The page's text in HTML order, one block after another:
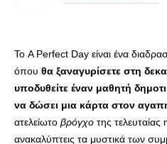
Το A Perfect Day είναι ένα
όπου θα ξαναγυρίσετε στη
υποδυθείτε έναν μαθητή
να δώσει μια κάρτα στον
ατελείωτο βρόγχο της
ανακαλύπτεις τα μυστικά των